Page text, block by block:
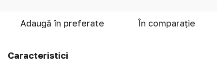
Adaugă în preferate În comparație
Caracteristici